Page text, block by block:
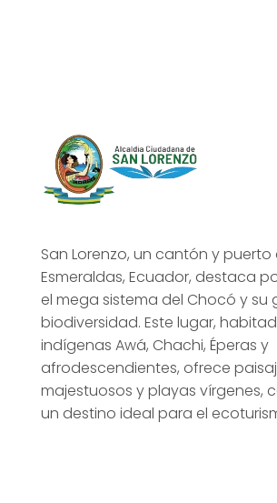
San Lorenzo, un cantón y
Esmeraldas, Ecuador, destaca
el mega sistema del Chocó y su
biodiversidad. Este lugar,
indígenas Awá, Chachi, Éperas y
afrodescendientes, ofrece
majestuosos y playas vírgenes,
un destino ideal para el